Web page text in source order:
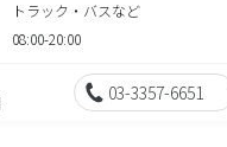
トラック・バスなど
08:00-20:00
03-3357-6651